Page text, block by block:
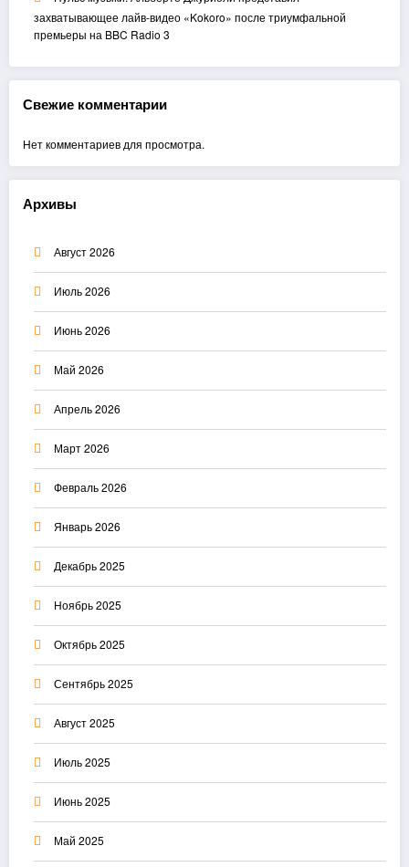
захватывающее лайв-видео «Kokoro» после триумфальной
премьеры на BBC Radio 3
Свежие комментарии
Нет комментариев для просмотра.
Архивы
Август 2026
Июль 2026
Июнь 2026
Май 2026
Апрель 2026
Март 2026
Февраль 2026
Январь 2026
Декабрь 2025
Ноябрь 2025
Октябрь 2025
Сентябрь 2025
Август 2025
Июль 2025
Июнь 2025
Май 2025